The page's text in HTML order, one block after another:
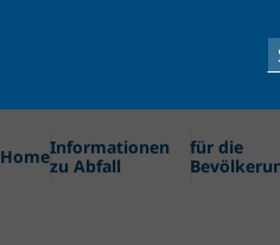
HomeInformationen
zu Abfall
für die